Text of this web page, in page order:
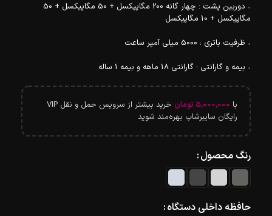
•
دوربین پشت : چهار گانه 200 مگاپیکسل + 50 مگاپیکسل + 50
مگاپیکسل + 10 مگاپیکسل
• ظرفیت باتری : 5000 میلی‌ آمپر ساعت
• بیمه و گارانتی : گارانتی 18 ماهه و بیمه 1 ساله
با 5,000,000 تومان
خرید بیشتر از سرویس حمل و نقل VIP
رایگان سایبرشاپ بهره‌مند شوید
رنگ محصول
حافظه داخلی دستگاه